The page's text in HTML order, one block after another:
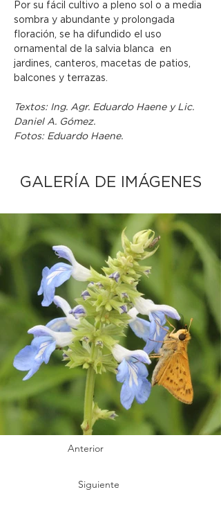
Por su fácil cultivo a pleno sol o a media
sombra y abundante y prolongada
floración, se ha difundido el uso
ornamental de la salvia blanca  en
jardines, canteros, macetas de patios,
balcones y terrazas.
Textos: Ing. Agr. Eduardo Haene y Lic.
Daniel A. Gómez.
Fotos: Eduardo Haene.
GALERÍA DE IMÁGENES
Anterior
Siguiente